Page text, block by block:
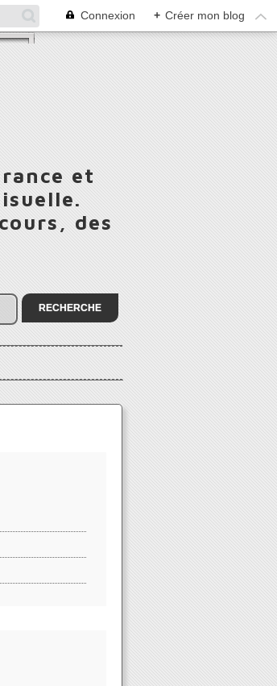
Connexion + Créer mon blog
et
des